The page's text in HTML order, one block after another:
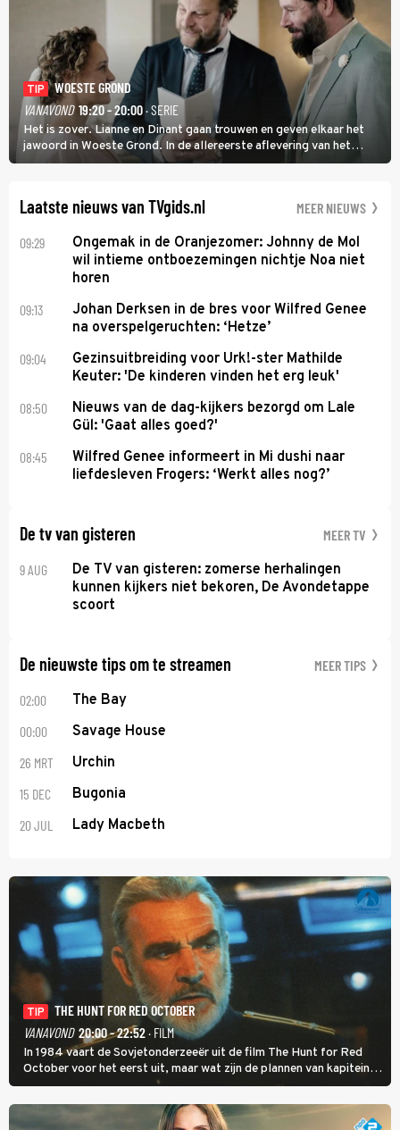
TIP
WOESTE GROND
VANAVOND 19:20 - 20:00· SERIE
Het is zover. Lianne en Dinant gaan trouwen en geven elkaar het
jawoord in Woeste Grond. In de allereerste aflevering van het
eerste seizoen kwam Lianne vanuit de Randstad naar Twente. Daar
Laatste nieuws van TVgids.nl MEER NIEUWS
09:29
Ongemak in de Oranjezomer: Johnny de Mol
wil intieme ontboezemingen nichtje Noa niet
horen
09:13
Johan Derksen in de bres voor Wilfred Genee
na overspelgeruchten: ‘Hetze’
09:04
Gezinsuitbreiding voor Urk!-ster Mathilde
Keuter: 'De kinderen vinden het erg leuk'
08:50
Nieuws van de dag-kijkers bezorgd om Lale
Gül: 'Gaat alles goed?'
08:45
Wilfred Genee informeert in Mi dushi naar
liefdesleven Frogers: ‘Werkt alles nog?’
De tv van gisteren MEER TV
9 AUG
De TV van gisteren: zomerse herhalingen
kunnen kijkers niet bekoren, De Avondetappe
scoort
De nieuwste tips om te streamen MEER TIPS
02:00 The Bay
00:00 Savage House
26 MRT Urchin
15 DEC Bugonia
20 JUL Lady Macbeth
TIP
THE HUNT FOR RED OCTOBER
VANAVOND 20:00 - 22:52· FILM
In 1984 vaart de Sovjetonderzeeër uit de film The Hunt for Red
October voor het eerst uit, maar wat zijn de plannen van kapitein
Marko Ramius?